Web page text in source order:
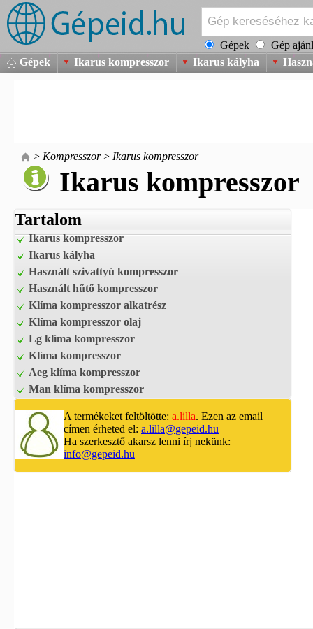
Gépek
Gép
Gépek
Ikarus kompresszor Ikarus kályha
> Kompresszor> Ikarus kompresszor
Ikarus kompresszor
Tartalom
Ikarus kompresszor
Ikarus kályha
Használt szivattyú kompresszor
Használt hűtő kompresszor
Klíma kompresszor alkatrész
Klíma kompresszor olaj
Lg klíma kompresszor
Klíma kompresszor
Aeg klíma kompresszor
Man klíma kompresszor
A termékeket feltöltötte: a.lilla. Ezen az email
címen érheted el: a.lilla@gepeid.hu
Ha szerkesztő akarsz lenni írj nekünk:
info@gepeid.hu